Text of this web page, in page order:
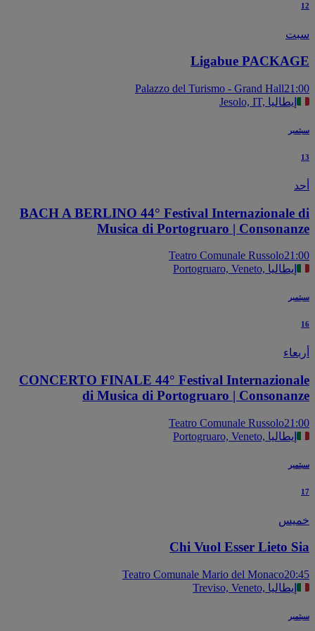
Ligabue
Palazzo del Turismo - Grand Hall
Jesolo, IT, إيطاليا
BACH A BERLINO 44° Festival Internazionale
Musica di Portogruaro |
Teatro Comunale Russolo
Portogruaro, Veneto, إيطاليا
CONCERTO FINALE 44° Festival
di Musica di Portogruaro |
Teatro Comunale Russolo
Portogruaro, Veneto, إيطاليا
Chi Vuol Esser Lieto
Teatro Comunale Mario del Monaco
Treviso, Veneto, إيطاليا